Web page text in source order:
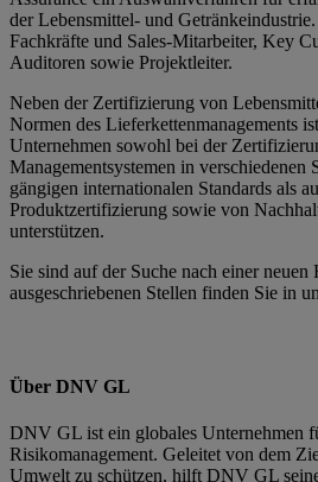
der Lebensmittel- und
Fachkräfte und Sales-Mitarbeiter, Key
Auditoren sowie Projektleiter.
Neben der Zertifizierung von
Normen des Lieferkettenmanagements
Unternehmen sowohl bei der
Managementsystemen in verschiedenen
gängigen internationalen Standards als
Produktzertifizierung sowie von
unterstützen.
Sie sind auf der Suche nach einer
ausgeschriebenen Stellen finden Sie in
Über DNV GL
DNV GL ist ein globales Unternehmen
Risikomanagement. Geleitet von dem
Umwelt zu schützen, hilft DNV GL